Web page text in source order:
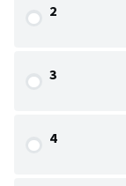
2
3
4